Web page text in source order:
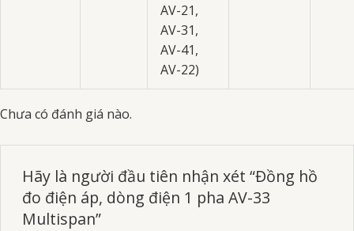
AV-21,
AV-31,
AV-41,
AV-22)
Chưa có đánh giá nào.
Hãy là người đầu tiên nhận xét “Đồng hồ
đo điện áp, dòng điện 1 pha AV-33
Multispan”